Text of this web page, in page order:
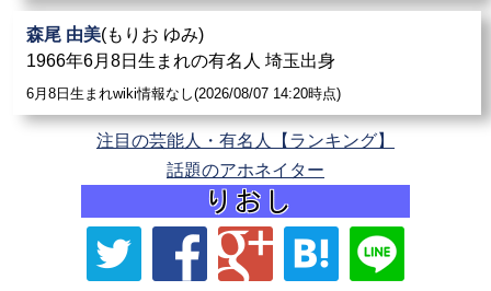
森尾 由美(もりお ゆみ)
1966年6月8日生まれの有名人 埼玉出身
6月8日生まれwiki情報なし(2026/08/07 14:20時点)
注目の芸能人・有名人【ランキング】
話題のアホネイター